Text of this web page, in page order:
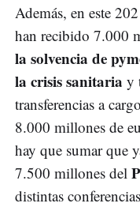
Además, en este
han recibido 7.000
la solvencia de
la crisis sanitaria y
transferencias a
8.000 millones de
hay que sumar que
7.500 millones del
distintas